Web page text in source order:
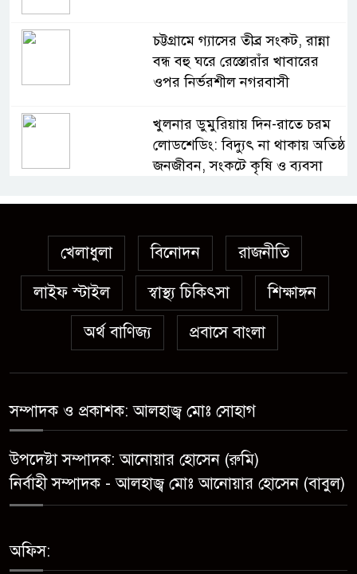
চট্টগ্রামে গ্যাসের তীব্র সংকট, রান্না
বন্ধ বহু ঘরে রেস্তোরাঁর খাবারের
ওপর নির্ভরশীল নগরবাসী
খুলনার ডুমুরিয়ায় দিন-রাতে চরম
লোডশেডিং: বিদ্যুৎ না থাকায় অতিষ্ঠ
জনজীবন, সংকটে কৃষি ও ব্যবসা
অস্ত্র উদ্ধারে ডেভিড ইমনসহ ৫
পুলিশ
সেনবাগে নতুন গ্যাস কূপের খনন
শুরু, মিলতে পারে দৈনিক ৫-৭
মিলিয়ন ঘনফুট গ্যাস
মেয়েকে ধর্ষণের অভিযোগে সেনবাগে
সোনাতলা পৌরসভার উপ-সহকারী
প্রকৌশলীর বিরুদ্ধে সাংবাদিকের
অভিযোগ,তদন্তের আশ্বাস প্রশাসকের
সাক্ষ্যগ্রহণ শুরু
খেলাধুলা বিনোদন
রাজনীতি
লাইফ স্টাইল
স্বাস্থ্য চিকিৎসা
শিক্ষাঙ্গন
অর্থ বাণিজ্য
প্রবাসে বাংলা
সম্পাদক ও প্রকাশক: আলহাজ্ব মোঃ সোহাগ
উপদেষ্টা সম্পাদক: আনোয়ার হোসেন (রুমি)
নির্বাহী সম্পাদক - আলহাজ্ব মোঃ আনোয়ার হোসেন (বাবুল)
অফিস: